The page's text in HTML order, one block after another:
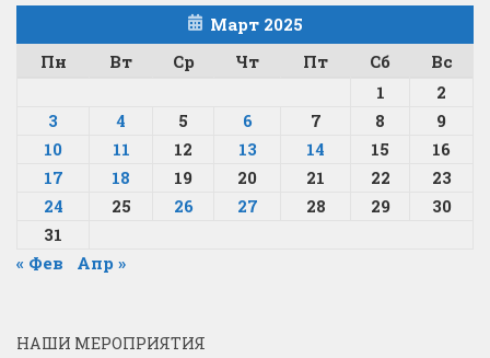
Март 2025
Пн
Вт Ср Чт Пт Сб
Вс
1
2
3
4 5 6 7 8
9
10
11 12 13 14 15
16
17
18 19 20 21 22
23
24
25 26 27 28 29
30
31
« Фев
Апр »
НАШИ МЕРОПРИЯТИЯ